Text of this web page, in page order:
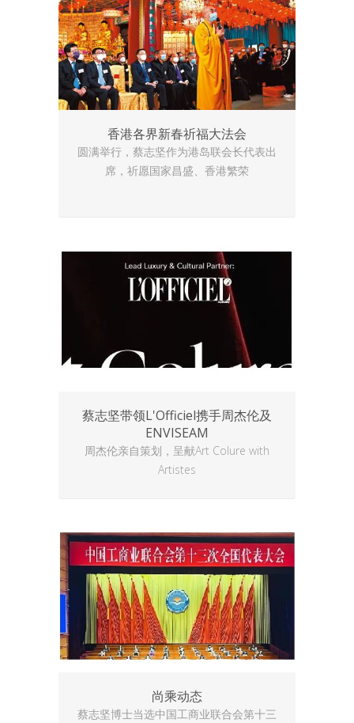
香港各界新春祈福大法会
圆满举行，蔡志坚作为港岛联会长代表出
席，祈愿国家昌盛、香港繁荣
蔡志坚带领L'Officiel携手周杰伦及
ENVISEAM
周杰伦亲自策划，呈献Art Colure with
Artistes
尚乘动态
蔡志坚博士当选中国工商业联合会第十三